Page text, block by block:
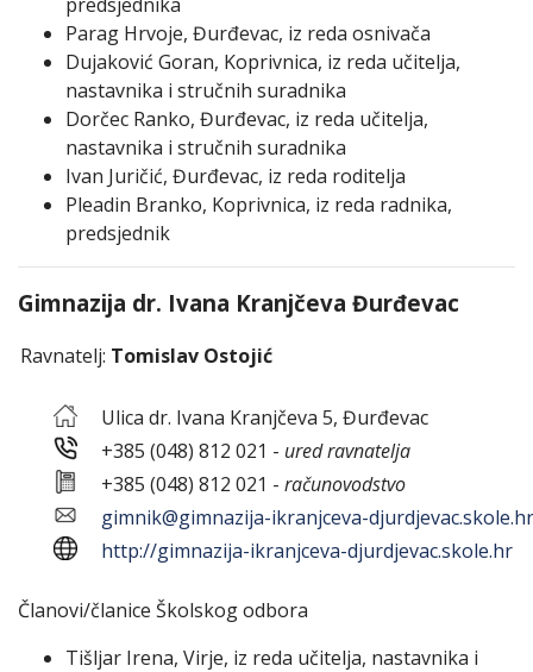
Parag Hrvoje, Đurđevac, iz reda osnivača
Dujaković Goran, Koprivnica, iz reda učitelja,
nastavnika i stručnih suradnika
Dorčec Ranko, Đurđevac, iz reda učitelja,
nastavnika i stručnih suradnika
Ivan Juričić, Đurđevac, iz reda roditelja
Pleadin Branko, Koprivnica, iz reda radnika,
predsjednik
Gimnazija dr. Ivana Kranjčeva Đurđevac
Ravnatelj: Tomislav Ostojić
Ulica dr. Ivana Kranjčeva 5, Đurđevac
+385 (048) 812 021 - ured ravnatelja
+385 (048) 812 021 - računovodstvo
gimnik@gimnazija-ikranjceva-djurdjevac.skole.hr
http://gimnazija-ikranjceva-djurdjevac.skole.hr
Članovi/članice Školskog odbora
Tišljar Irena, Virje, iz reda učitelja, nastavnika i